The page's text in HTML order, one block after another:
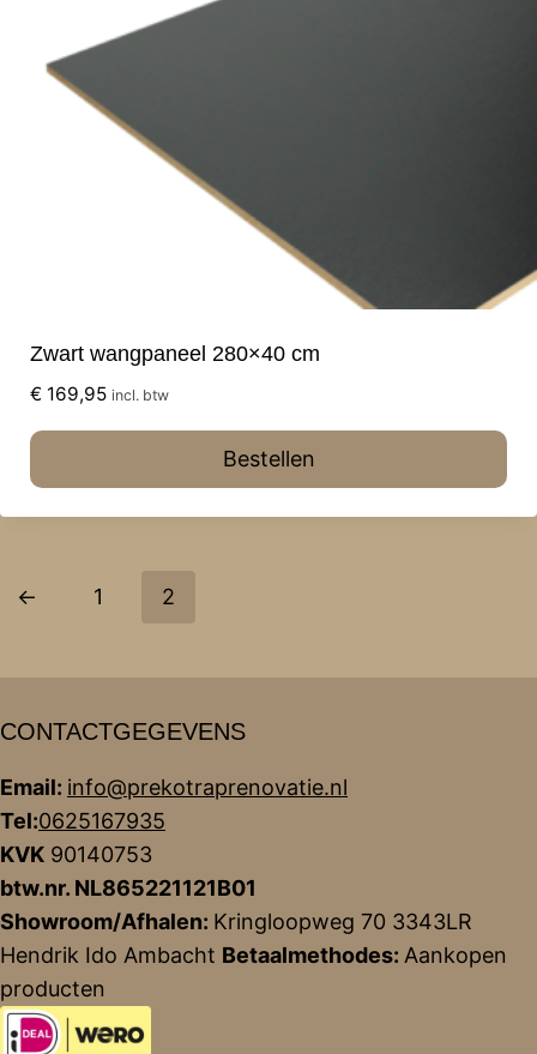
Zwart wangpaneel 280×40 cm
€ 169,95 incl. btw
Bestellen
← 1 2
CONTACTGEGEVENS
Email: info@prekotraprenovatie.nl
Tel:0625167935
KVK 90140753
btw.nr. NL865221121B01
Showroom/Afhalen: Kringloopweg 70 3343LR
Hendrik Ido Ambacht Betaalmethodes: Aankopen
producten